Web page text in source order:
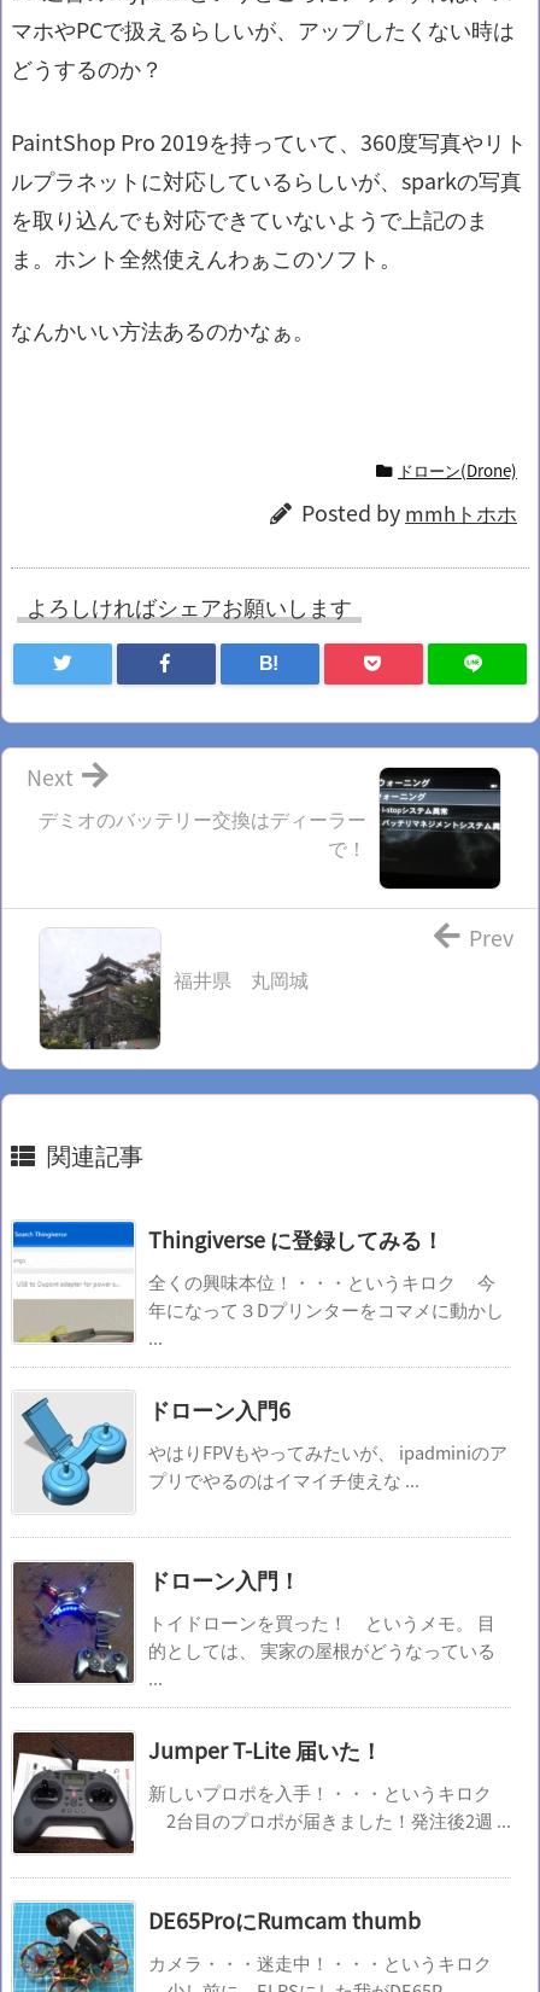
マホやPCで扱えるらしいが、アップしたくない時は
どうするのか？
PaintShop Pro 2019を持っていて、360度写真やリト
ルプラネットに対応しているらしいが、sparkの写真
を取り込んでも対応できていないようで上記のま
ま。ホント全然使えんわぁこのソフト。
なんかいい方法あるのかなぁ。
ドローン(Drone)
Posted by mmhトホホ
よろしければシェアお願いします
B!
デミオのバッテリー交換はディーラー
で！
Next
福井県 丸岡城
Prev
関連記事
Thingiverse に登録してみる！
全くの興味本位！・・・というキロク 今
年になって３Dプリンターをコマメに動かし
...
ドローン入門6
やはりFPVもやってみたいが、 ipadminiのア
プリでやるのはイマイチ使えな ...
ドローン入門！
トイドローンを買った！ というメモ。 目
的としては、 実家の屋根がどうなっている
...
Jumper T-Lite 届いた！
新しいプロポを入手！・・・というキロク
2台目のプロポが届きました！発注後2週 ...
DE65ProにRumcam thumb
カメラ・・・迷走中！・・・というキロク